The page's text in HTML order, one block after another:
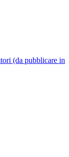
(da pubblicare in